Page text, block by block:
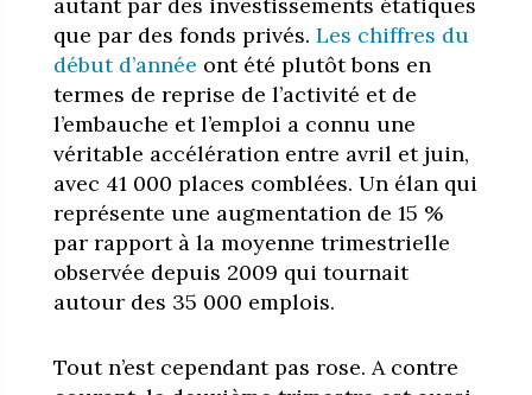
que par des fonds privés. Les chiffres du
début d’année ont été plutôt bons en
termes de reprise de l’activité et de
l’embauche et l’emploi a connu une
véritable accélération entre avril et juin,
avec 41 000 places comblées. Un élan qui
représente une augmentation de 15 %
par rapport à la moyenne trimestrielle
observée depuis 2009 qui tournait
autour des 35 000 emplois.
Tout n’est cependant pas rose. A contre